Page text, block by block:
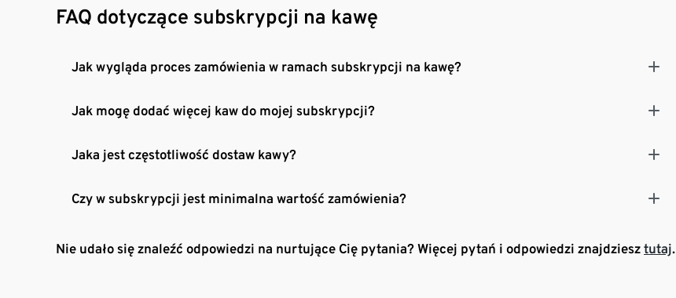
FAQ dotyczące subskrypcji na kawę
Jak wygląda proces zamówienia w ramach subskrypcji na kawę?
Jak mogę dodać więcej kaw do mojej subskrypcji?
Jaka jest częstotliwość dostaw kawy?
Czy w subskrypcji jest minimalna wartość zamówienia?
Nie udało się znaleźć odpowiedzi na nurtujące Cię pytania? Więcej pytań i odpowiedzi znajdziesz tutaj.